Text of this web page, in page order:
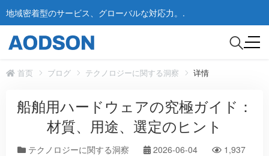
地域密着型のサービス、グローバルな対応力。.
首页 ブログ テクノロジーに関する洞察 详情
船舶用ハードウェアの究極ガイド：
材質、用途、選定のヒント
テクノロジーに関する洞察 2026-06-04 1,937